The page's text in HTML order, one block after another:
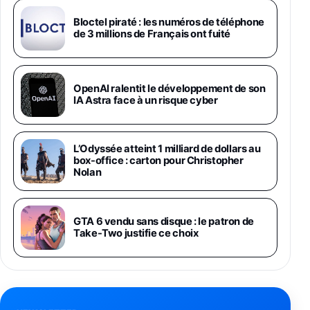
Galaxy S26 Ultra 512 Go Bleu
1019€1399€Fnac (Vendeur Tiers)
Galaxy S26 Ultra 256 Go Violet
892€1199€Fnac (Vendeur Tiers)
Philips SHK2000BL - Casque Enfant - Bleu &
Répartiteur Audio 5 Casques, Blanc
24,94€29,96€Fnac (Vendeur Tiers)
Asus RT-AC59U Routeur sans Fil Double
Bande Gigabit (Serveur et Client VPN, Triple
Vlan, Mode Point d'accès et Bridge, contrôle
Parental, Qos)
39,72€50,42€Amazon
Panasonic KX-TG6822 Téléphones Sans fil
Bloctel piraté : les numéros de téléphone
de 3 millions de Français ont fuité
OpenAI ralentit le développement de son
IA Astra face à un risque cyber
L’Odyssée atteint 1 milliard de dollars au
box-office : carton pour Christopher
Nolan
GTA 6 vendu sans disque : le patron de
Take-Two justifie ce choix